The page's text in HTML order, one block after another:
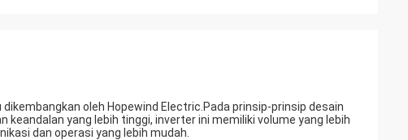
oleh Hopewind Electric.Pada prinsip-prinsip desain
keandalan yang lebih tinggi, inverter ini memiliki volume yang lebih
dan operasi yang lebih mudah.